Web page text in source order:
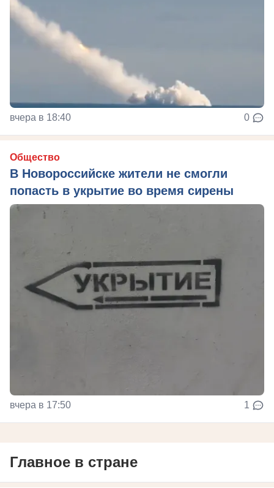
вчера в 18:40 0
Общество
В Новороссийске жители не смогли
попасть в укрытие во время сирены
вчера в 17:50 1
Главное в стране